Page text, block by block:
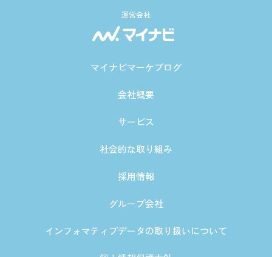
運営会社
マイナビマーケブログ
会社概要
サービス
社会的な取り組み
採用情報
グループ会社
インフォマティブデータの取り扱いについて